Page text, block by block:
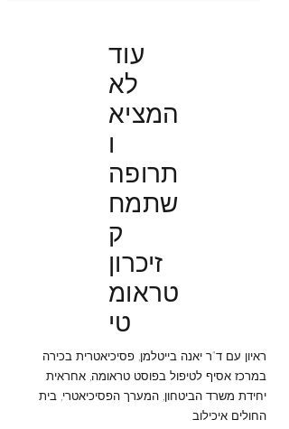
עוד
לא
המציא
ו
תרופה
שתמח
ק
זיכרון
טראומ
טי
ראיון עם ד"ר יאנה בייטלמן, פסיכיאטרית בכירה
במרכז אסיף לטיפול בפוסט טראומה, אחראית
יחידת משרד הביטחון, המערך הפסיכיאטרי, בית
החולים איכילוב